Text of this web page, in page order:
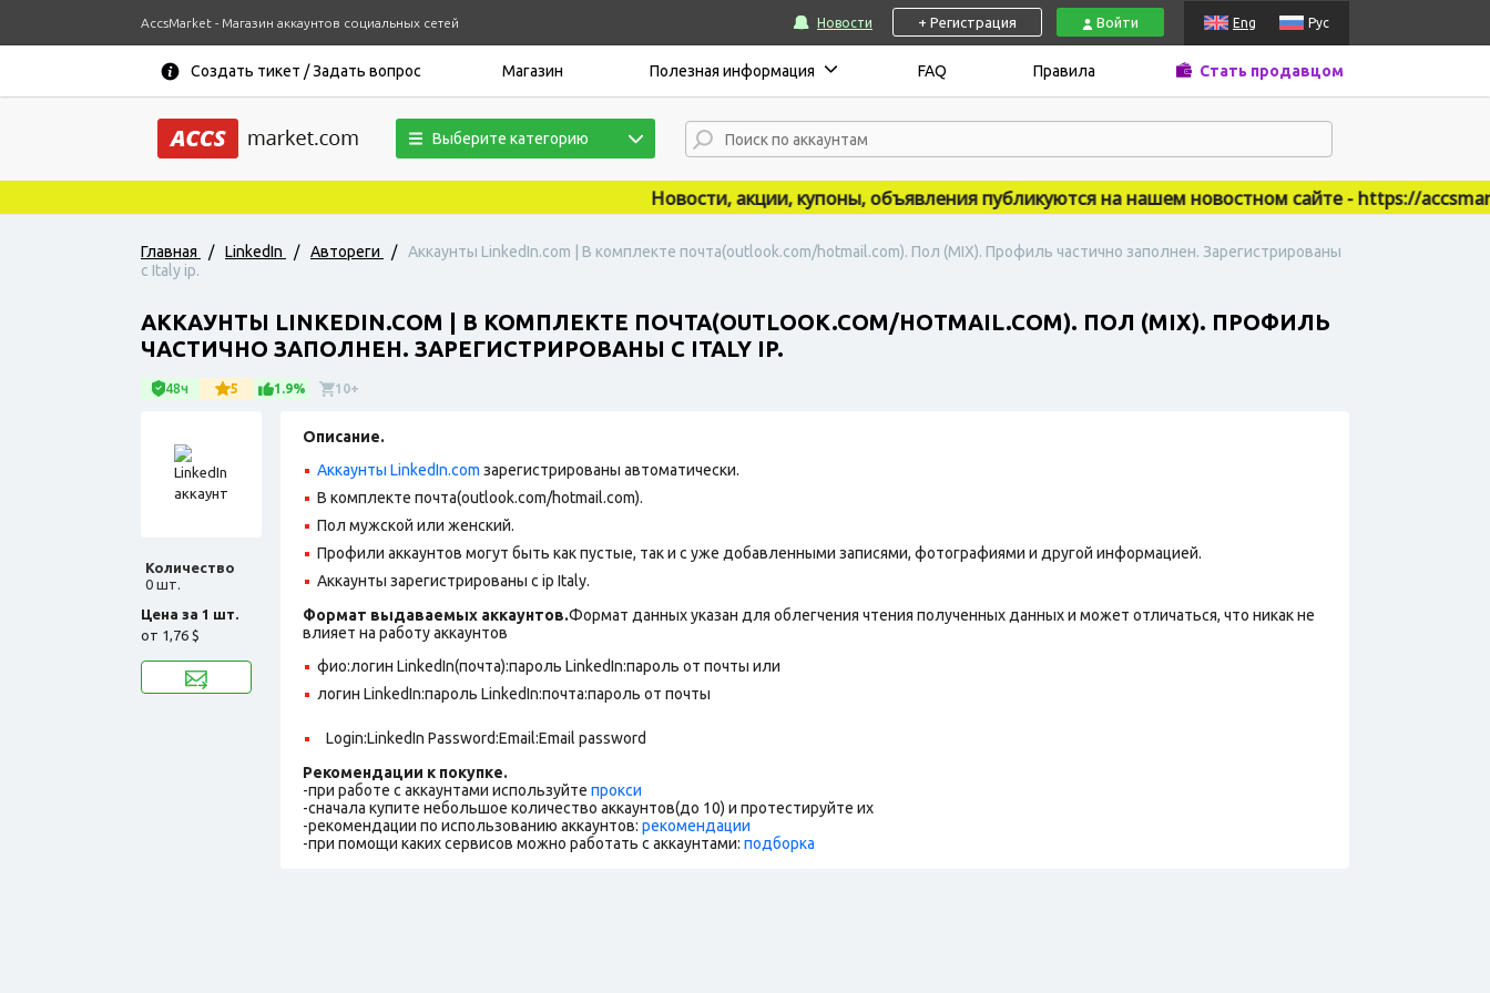
AccsMarket - Магазин аккаунтов социальных сетей Новости + Регистрация Войти Eng Рус
Создать тикет / Задать вопрос Магазин Полезная информация FAQ Правила Стать продавцом
Выберите категорию
Новости, акции, купоны, объявления публикуются на нашем новостном сайте - https://
Главная / LinkedIn / Автореги /
Аккаунты LinkedIn.com | В комплекте почта(outlook.com/hotmail.com). Пол (MIX). Профиль частично заполнен. Зарегистрированы
с Italy ip.
АККАУНТЫ LINKEDIN.COM | В КОМПЛЕКТЕ ПОЧТА(OUTLOOK.COM/HOTMAIL.COM). ПОЛ (MIX). ПРОФИЛЬ
ЧАСТИЧНО ЗАПОЛНЕН. ЗАРЕГИСТРИРОВАНЫ С ITALY IP.
48ч 5 1.9% 10+
Количество
0 шт.
Цена за 1 шт.
от 1,76 $
Описание.
Аккаунты LinkedIn.com зарегистрированы автоматически.
В комплекте почта(outlook.com/hotmail.com).
Пол мужской или женский.
Профили аккаунтов могут быть как пустые, так и с уже добавленными записями, фотографиями и другой информацией.
Аккаунты зарегистрированы с ip Italy.
Формат выдаваемых аккаунтов.Формат данных указан для облегчения чтения полученных данных и может отличаться, что никак не
влияет на работу аккаунтов
фио:логин LinkedIn(почта):пароль LinkedIn:пароль от почты или
логин LinkedIn:пароль LinkedIn:почта:пароль от почты
Login:LinkedIn Password:Email:Email password
Рекомендации к покупке.
-при работе с аккаунтами используйте прокси
-сначала купите небольшое количество аккаунтов(до 10) и протестируйте их
-рекомендации по использованию аккаунтов: рекомендации
-при помощи каких сервисов можно работать с аккаунтами: подборка